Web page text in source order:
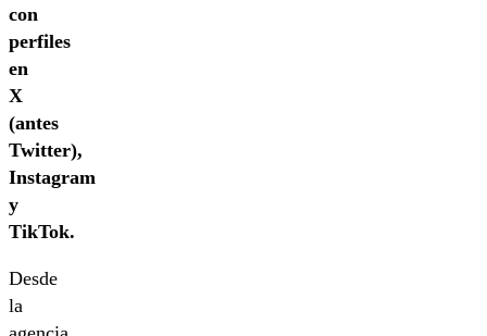
con
perfiles
en
X
(antes
Twitter),
Instagram
y
TikTok.
Desde
la